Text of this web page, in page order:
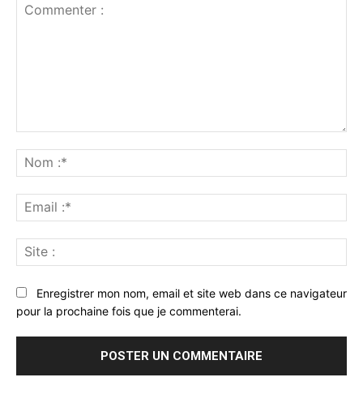
:*
:*
:
Enregistrer mon nom, email et site web dans ce navigateur
pour la prochaine fois que je commenterai.